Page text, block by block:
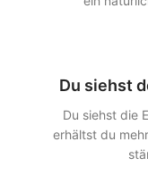
schnelle und
Dienstleistungen
Mehr
in den
Du siehst
Du siehst die
erhältst du